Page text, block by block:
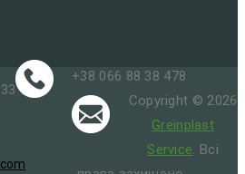
+38 066 88 38 478
Copyright © 2026
Greinplast
Service. Всі